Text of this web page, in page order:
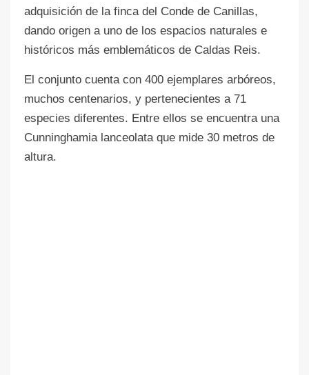
adquisición de la finca del Conde de Canillas,
dando origen a uno de los espacios naturales e
históricos más emblemáticos de Caldas Reis.
El conjunto cuenta con 400 ejemplares arbóreos,
muchos centenarios, y pertenecientes a 71
especies diferentes. Entre ellos se encuentra una
Cunninghamia lanceolata que mide 30 metros de
altura.